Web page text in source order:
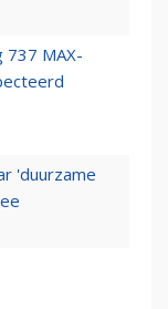
737 MAX-
'duurzame